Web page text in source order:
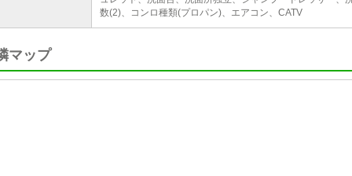
数(2)、コンロ種類(プロパン)、エアコン、CATV
マップ